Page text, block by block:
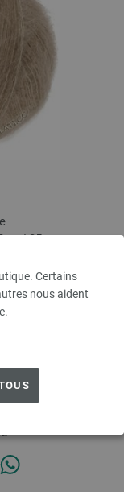
Certains
nous aident
m / 25 g